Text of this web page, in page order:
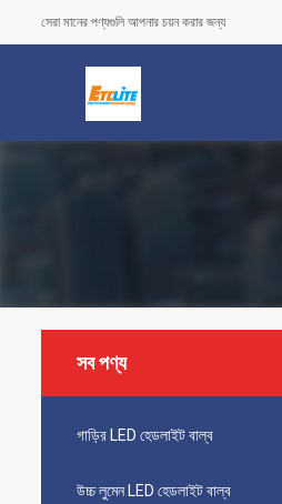
সেরা মানের পণ্যগুলি আপনার চয়ন করার জন্য
সব পণ্য
গাড়ির LED হেডলাইট বাল্ব
উচ্চ লুমেন LED হেডলাইট বাল্ব